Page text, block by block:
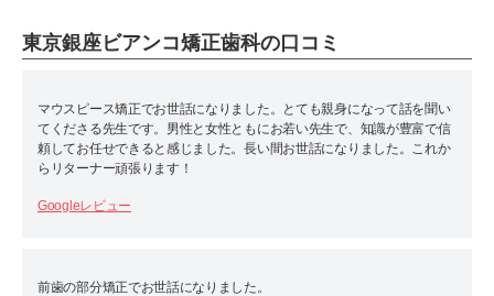
東京銀座ビアンコ矯正歯科の口コミ
マウスピース矯正でお世話になりました。とても親身になって話を聞い
てくださる先生です。男性と女性ともにお若い先生で、知識が豊富で信
頼してお任せできると感じました。長い間お世話になりました。これか
らリターナー頑張ります！
Googleレビュー
前歯の部分矯正でお世話になりました。